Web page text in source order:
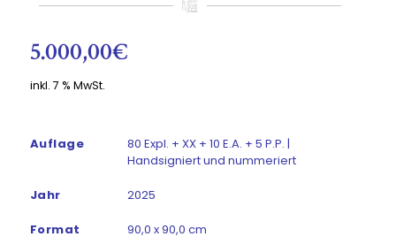
5.000,00€
inkl. 7 % MwSt.
Auflage
80 Expl. + XX + 10 E.A. + 5 P.P. |
Handsigniert und nummeriert
Jahr 2025
Format 90,0 x 90,0 cm